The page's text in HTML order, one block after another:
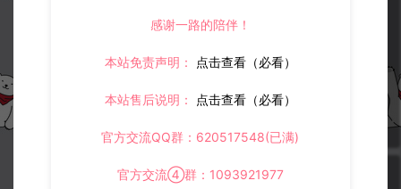
服务器宝塔Linux添加虚拟内存教
Windows系统服务器C盘分出D
感谢一路的陪伴！
本站免责声明： 点击查看（必看）
本站售后说明： 点击查看（必看）
官方交流QQ群：620517548(已满)
官方交流④群：1093921977